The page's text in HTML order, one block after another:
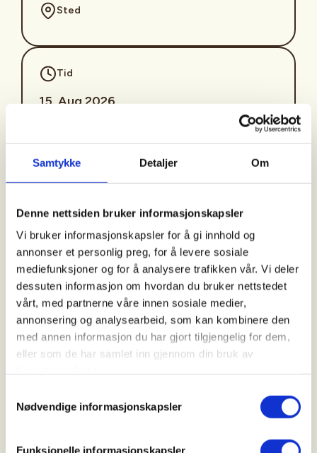
Samtykke Detaljer Om
Denne nettsiden bruker informasjonskapsler
Vi bruker informasjonskapsler for å gi innhold og
annonser et personlig preg, for å levere sosiale
mediefunksjoner og for å analysere trafikken vår. Vi deler
dessuten informasjon om hvordan du bruker nettstedet
vårt, med partnerne våre innen sosiale medier,
annonsering og analysearbeid, som kan kombinere den
med annen informasjon du har gjort tilgjengelig for dem,
eller som de har samlet inn gjennom din bruk av
Nødvendige informasjonskapsler
Funksjonelle informasjonskapsler
Sted
Tid
15. Aug 2026
Kontaktperson
https://40601280
jaktutvalget@sojff.no
Velkommen til ungdomsjakt på gås.
Vi inviterer til Introjakt på gås.
Gåsejakt er en jakt som er spennende og hvor det